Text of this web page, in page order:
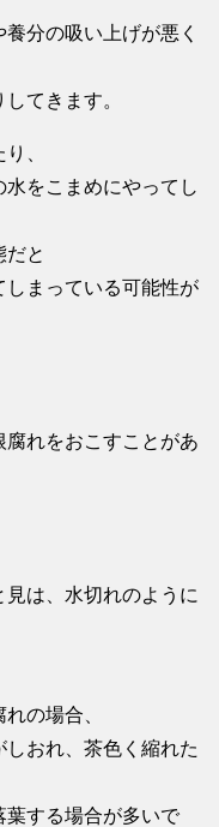
分の吸い上げが悪く
てきます。
、
をこまめにやってし
だと
まっている可能性が
腐れをおこすことがあ
は、水切れのように
の場合、
おれ、茶色く縮れた
葉する場合が多いで